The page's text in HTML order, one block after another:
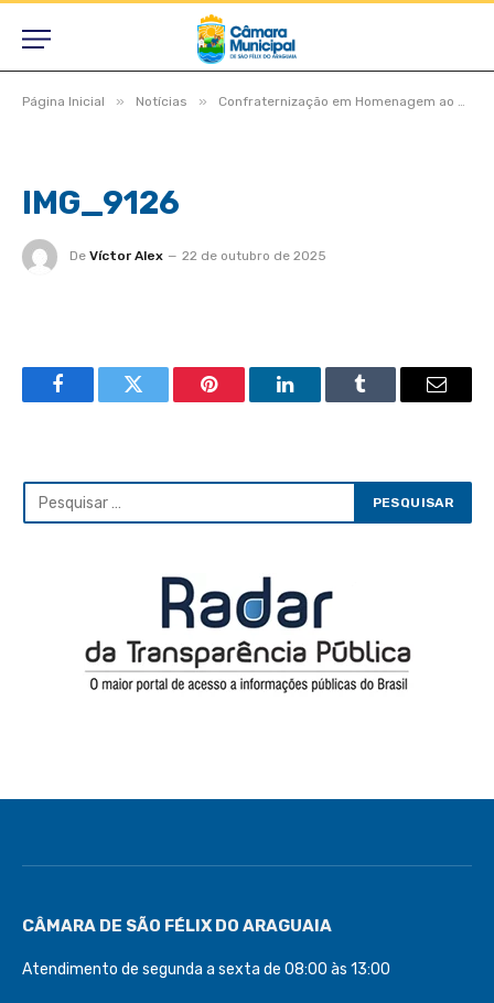
Página Inicial » Notícias » Confraternização em Homenagem ao Dia do Professor
IMG_9126
De Víctor Alex 22 de outubro de 2025
FacebookTwitter Pinterest LinkedInTumblr Email
CÂMARA DE SÃO FÉLIX DO ARAGUAIA
Atendimento de segunda a sexta de 08:00 às 13:00